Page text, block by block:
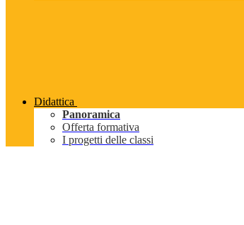
Didattica
Panoramica
Offerta formativa
I progetti delle classi